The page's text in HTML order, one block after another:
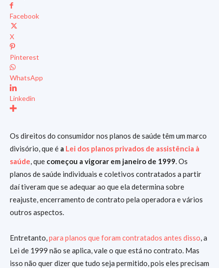
Facebook
X
Pinterest
WhatsApp
Linkedin
Os direitos do consumidor nos planos de saúde têm um marco
divisório, que é a Lei dos planos privados de assistência à
saúde, que começou a vigorar em janeiro de 1999. Os
planos de saúde individuais e coletivos contratados a partir
daí tiveram que se adequar ao que ela determina sobre
reajuste, encerramento de contrato pela operadora e vários
outros aspectos.
Entretanto,para planos que foram contratados antes disso, a
Lei de 1999 não se aplica, vale o que está no contrato. Mas
isso não quer dizer que tudo seja permitido, pois eles precisam